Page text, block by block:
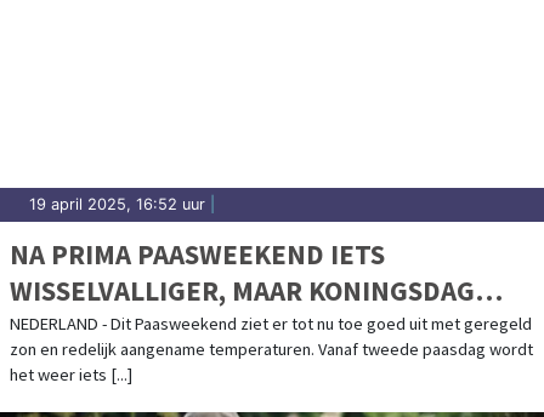
19 april 2025, 16:52 uur
NA PRIMA PAASWEEKEND IETS
WISSELVALLIGER, MAAR KONINGSDAG
LIJKT WEER DROOG EN ZONNIG TE
WORDEN
NEDERLAND - Dit Paasweekend ziet er tot nu toe goed uit met geregeld
zon en redelijk aangename temperaturen. Vanaf tweede paasdag wordt
het weer iets [...]